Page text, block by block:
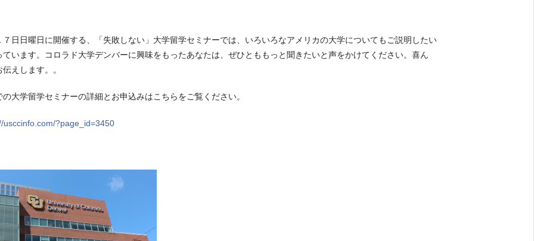
７日日曜日に開催する、「失敗しない」大学留学セミナーでは、いろいろなアメリカの大学についてもご説明したい
ています。コロラド大学デンバーに興味をもったあなたは、ぜひとももっと聞きたいと声をかけてください。喜ん
えします。。
の大学留学セミナーの詳細とお申込みはこちらをご覧ください。
usccinfo.com/?page_id=3450